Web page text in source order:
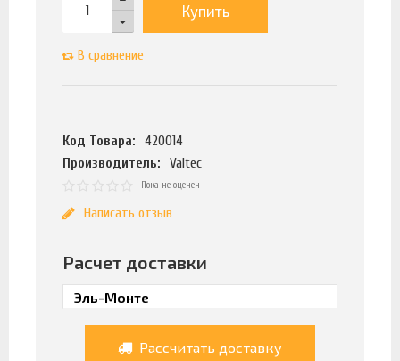
Купить
В сравнение
Код Товара:
420014
Производитель:
Valtec
Пока не оценен
Написать отзыв
Расчет доставки
Рассчитать доставку